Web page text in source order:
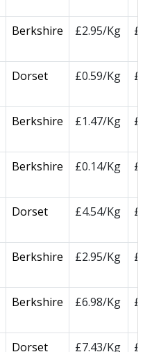
Berkshire £2.95/Kg
Dorset £0.59/Kg
Berkshire £1.47/Kg
Berkshire £0.14/Kg
Dorset £4.54/Kg
Berkshire £2.95/Kg
Berkshire £6.98/Kg
Dorset £7.43/Kg